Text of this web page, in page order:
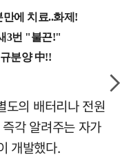
도의 배터리나 전원
각 알려주는 자가
개발했다.